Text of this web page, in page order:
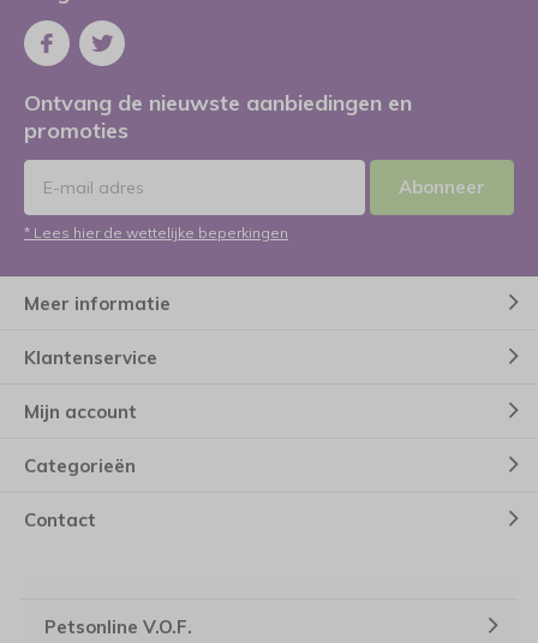
Ontvang de nieuwste aanbiedingen en
promoties
Abonneer
* Lees hier de wettelijke beperkingen
Meer informatie
Klantenservice
Mijn account
Categorieën
Contact
Petsonline V.O.F.